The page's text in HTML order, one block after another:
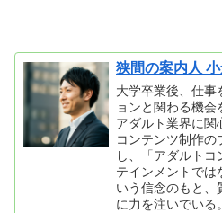
狭間の案内人
大学卒業後、仕事
ョンと関わる機会
アダルト業界に関
コンテンツ制作の
し、「アダルト
テインメントでは
いう信念のもと、
に力を注いでいる。